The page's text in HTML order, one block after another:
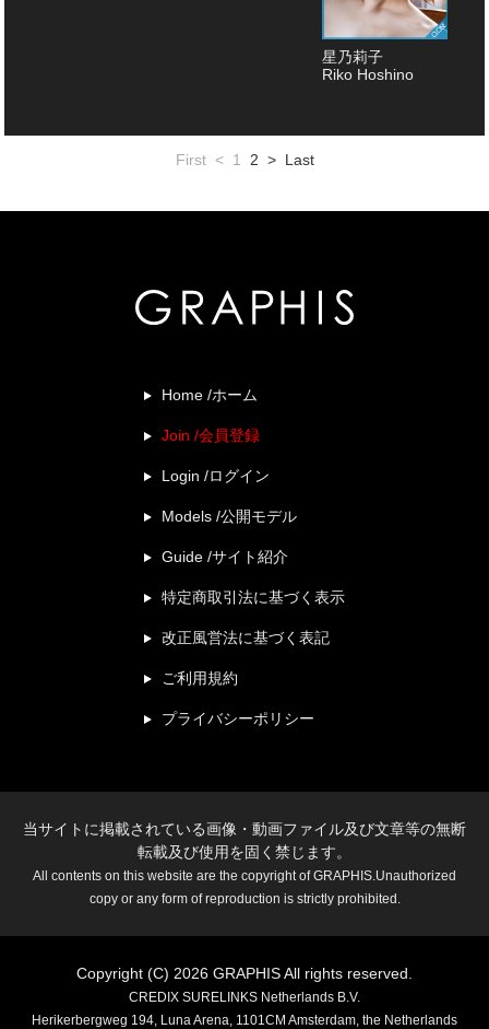
星乃莉子
Riko Hoshino
First < 1 2 > Last
Home /ホーム
Join /会員登録
Login /ログイン
Models /公開モデル
Guide /サイト紹介
特定商取引法に基づく表示
改正風営法に基づく表記
ご利用規約
プライバシーポリシー
当サイトに掲載されている画像・動画ファイル及び文章等の無断
転載及び使用を固く禁じます。
All contents on this website are the copyright of GRAPHIS.Unauthorized
copy or any form of reproduction is strictly prohibited.
Copyright (C) 2026 GRAPHIS All rights reserved.
CREDIX SURELINKS Netherlands B.V.
Herikerbergweg 194, Luna Arena, 1101CM Amsterdam, the Netherlands